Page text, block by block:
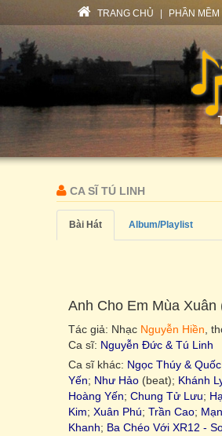
TRANG CHỦ PHẦN
CA SĨ TÚ LINH
Bài Hát Album/Playlist
Anh Cho Em Mùa Xuân
Tác giả: Nhạc Nguyễn Hiền ,
Ca sĩ: Nguyễn Đức & Tú Linh
Ca sĩ khác: Ngọc Thúy &
Yến; Như Hảo (beat); Khánh
Hoàng Yến; Chung Tử Lưu;
Kim; Xuân Phú; Trần Cao;
Khanh; Ba Chéo Với XR12 -